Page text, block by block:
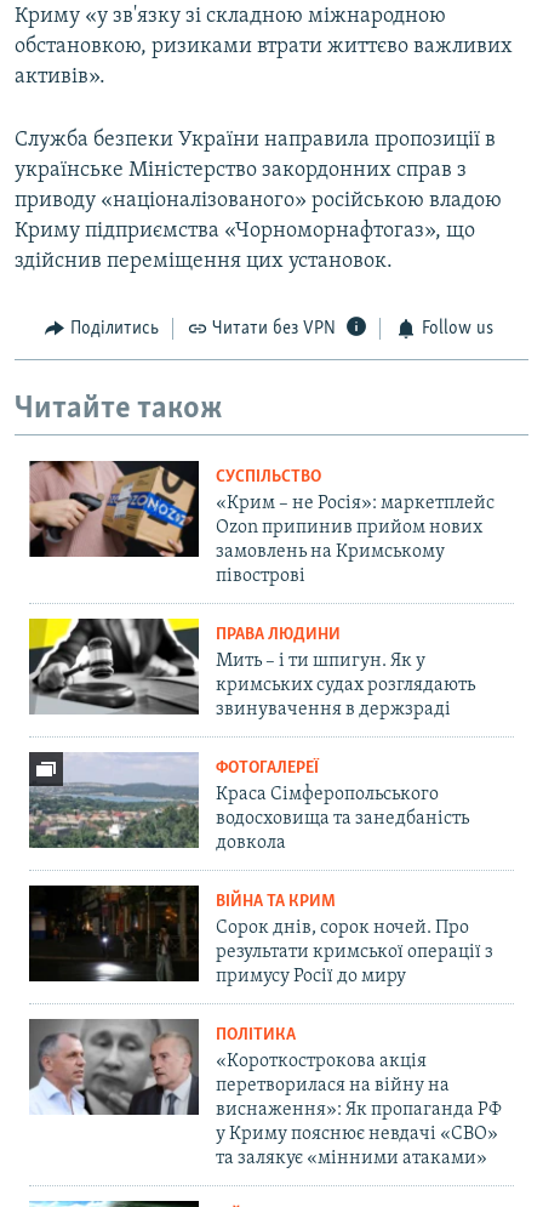
Криму «у зв'язку зі складною міжнародною
обстановкою, ризиками втрати життєво важливих
активів».
Служба безпеки України направила пропозиції в
українське Міністерство закордонних справ з
приводу «націоналізованого» російською владою
Криму підприємства «Чорноморнафтогаз», що
здійснив переміщення цих установок.
Поділитись Читати без VPN Follow us
Читайте також
СУСПІЛЬСТВО
«Крим – не Росія»: маркетплейс
Ozon припинив прийом нових
замовлень на Кримському
півострові
ПРАВА ЛЮДИНИ
Мить – і ти шпигун. Як у
кримських судах розглядають
звинувачення в держзраді
ФОТОГАЛЕРЕЇ
Краса Сімферопольського
водосховища та занедбаність
довкола
ВІЙНА ТА КРИМ
Сорок днів, сорок ночей. Про
результати кримської операції з
примусу Росії до миру
ПОЛІТИКА
«Короткострокова акція
перетворилася на війну на
виснаження»: Як пропаганда РФ
у Криму пояснює невдачі «СВО»
та залякує «мінними атаками»